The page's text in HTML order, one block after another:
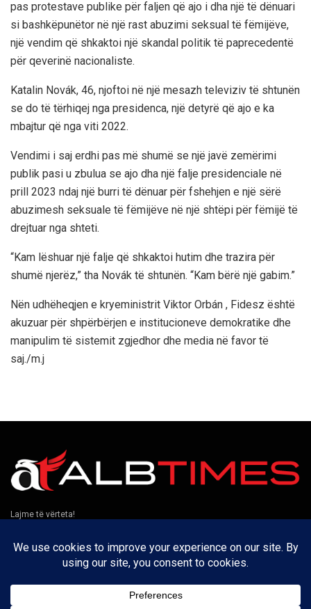
pas protestave publike për faljen që ajo i dha një të dënuari
si bashkëpunëtor në një rast abuzimi seksual të fëmijëve,
një vendim që shkaktoi një skandal politik të paprecedentë
për qeverinë nacionaliste.
Katalin Novák, 46, njoftoi në një mesazh televiziv të shtunën
se do të tërhiqej nga presidenca, një detyrë që ajo e ka
mbajtur që nga viti 2022.
Vendimi i saj erdhi pas më shumë se një javë zemërimi
publik pasi u zbulua se ajo dha një falje presidenciale në
prill 2023 ndaj një burri të dënuar për fshehjen e një sërë
abuzimesh seksuale të fëmijëve në një shtëpi për fëmijë të
drejtuar nga shteti.
“Kam lëshuar një falje që shkaktoi hutim dhe trazira për
shumë njerëz,” tha Novák të shtunën. “Kam bërë një gabim.”
Nën udhëheqjen e kryeministrit Viktor Orbán , Fidesz është
akuzuar për shpërbërjen e institucioneve demokratike dhe
manipulim të sistemit zgjedhor dhe media në favor të
saj./m.j
Lajme të vërteta!
Të tjera
Kontakt Puno me ne Privatësia
Na ndiqni